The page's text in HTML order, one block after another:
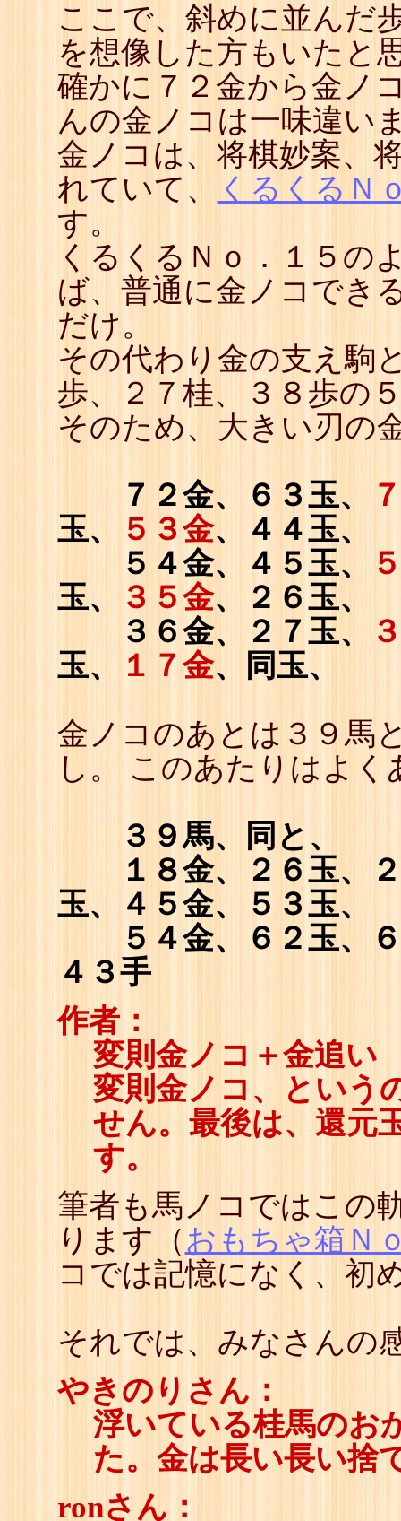
27☗
28☖
29☗
30☖
31☗
32☖
33☗
34☖
35☗
36☖
38☖
☗
42☖
43☗
詰
ここで、斜めに並んだ
を想像した方もいたと
確かに７２金から金ノ
んの金ノコは一味違い
金ノコは、将棋妙案、
れていて、
くるくるＮ
す。
くるくるＮｏ．１５の
ば、普通に金ノコでき
だけ。
その代わり金の支え駒
歩、２７桂、３８歩の
そのため、大きい刃の
７２金、６３玉、
玉、
５３金、４４玉、
５４金、４５玉、
玉、
３５金、２６玉、
３６金、２７玉、
玉、
１７金、同玉、
金ノコのあとは３９馬
し。 このあたりはよく
３９馬、同と、
１８金、２６玉、
玉、４５金、５３玉、
５４金、６２玉、
４３手
作者：
変則金ノコ＋金追い
変則金ノコ、という
せん。最後は、還元
す。
筆者も馬ノコではこの
ります（ おもちゃ箱Ｎ
コでは記憶になく、初
それでは、みなさんの
やきのりさん：
浮いている桂馬のお
た。金は長い長い捨
ronさん：